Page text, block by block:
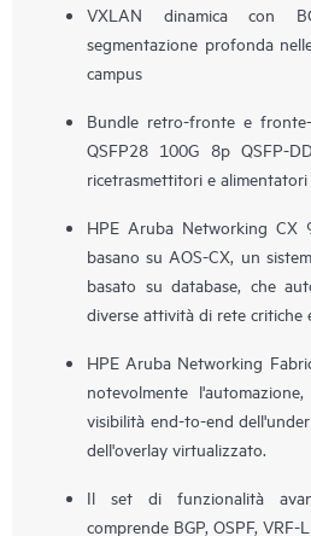
VXLAN dinamica con
segmentazione profonda
campus
Bundle retro-fronte e
QSFP28 100G 8p QSFP-
ricetrasmettitori e
HPE Aruba Networking CX
basano su AOS-CX, un
basato su database, che
diverse attività di rete critiche
HPE Aruba Networking
notevolmente
visibilità end-to-end
dell'overlay virtualizzato.
Il set di funzionalità
comprende BGP, OSPF, VRF-